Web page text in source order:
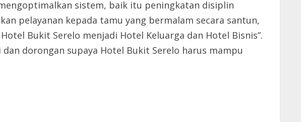
sistem, baik itu peningkatan disiplin
pelayanan kepada tamu yang bermalam secara santun,
Bukit Serelo menjadi Hotel Keluarga dan Hotel Bisnis”.
dorongan supaya Hotel Bukit Serelo harus mampu